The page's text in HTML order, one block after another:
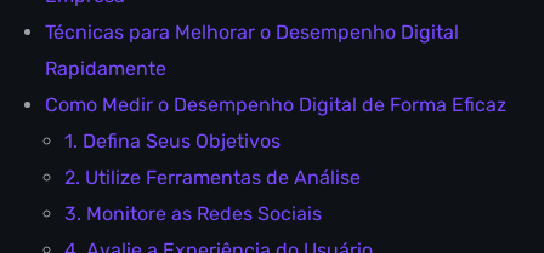
Técnicas para Melhorar o Desempenho Digital
Rapidamente
Como Medir o Desempenho Digital de Forma Eficaz
1. Defina Seus Objetivos
2. Utilize Ferramentas de Análise
3. Monitore as Redes Sociais